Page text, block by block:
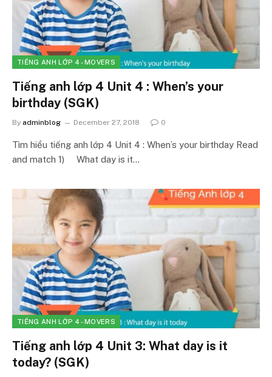
TIẾNG ANH LỚP 4 - MOVERS
Tiếng anh lớp 4 Unit 4 : When’s your
birthday (SGK)
By adminblog December 27, 2018 0
Tìm hiểu tiếng anh lớp 4 Unit 4 : When’s your birthday Read
and match 1) What day is it…
TIẾNG ANH LỚP 4 - MOVERS
Tiếng anh lớp 4 Unit 3: What day is it
today? (SGK)